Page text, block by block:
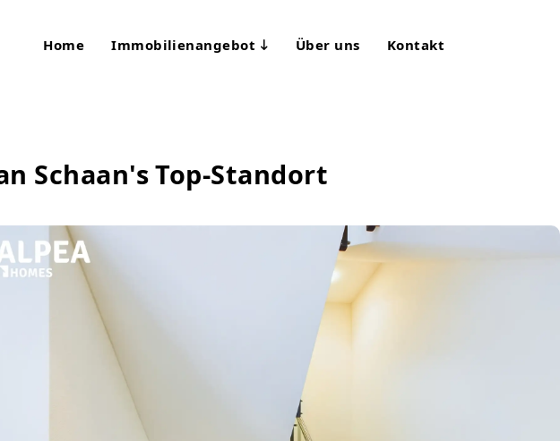
Home Immobilienangebot Über uns Kontakt
Schaan's Top-Standort